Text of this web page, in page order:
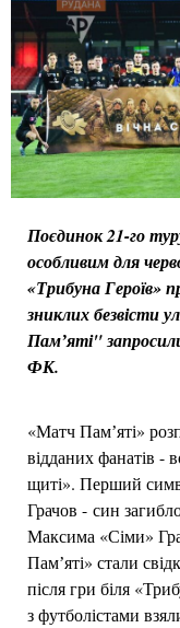
Поєдинок 21-го
особливим для
«Трибуна Героїв»
зниклих безвісти
Памʼяті"
ФК.
«Матч Памʼяті»
відданих фанатів -
щиті». Перший
Грачов - син
Максима «Сіми»
Памʼяті» стали
після гри біля
з футболістами